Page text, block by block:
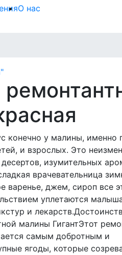
О нас
конечно у малины, именно
и взрослых. Это
изумительных
врачевательница
варенье, джем, сироп все
уплетаются
и
малины ГигантЭтот
самым добротным и
ягоды, которые